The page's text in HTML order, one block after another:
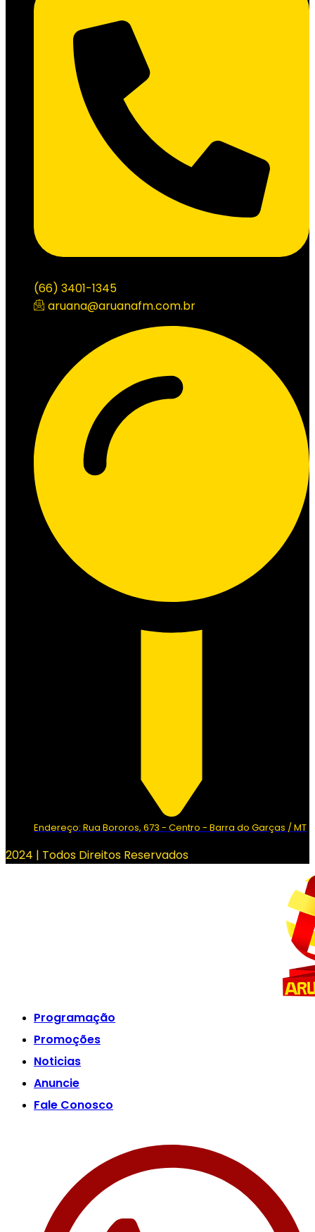
(66) 3401-1345
aruana@aruanafm.com.br
Endereço: Rua Bororos, 673 - Centro - Barra do Garças / MT
2024 | Todos Direitos Reservados
Programação
Promoções
Noticias
Anuncie
Fale Conosco